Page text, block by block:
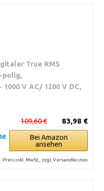
True RMS
polig,
V AC/ 1200 V DC,
83,98 €
109,60 €
Bei Amazon
ansehen
Preis inkl. MwSt., zzgl. Versandkosten